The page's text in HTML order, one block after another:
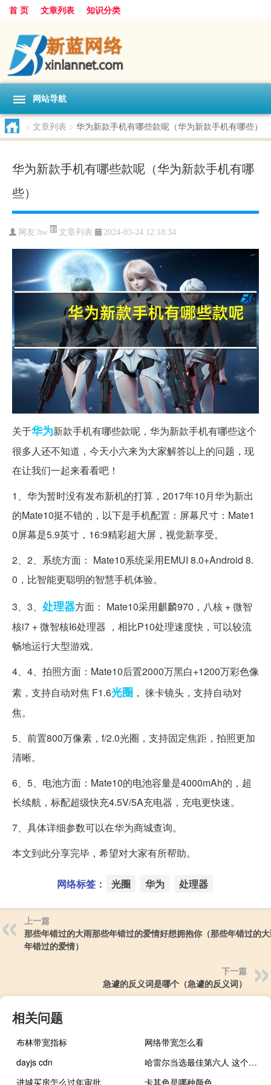
首 页 文章列表 知识分类
网站导航
> 文章列表 > 华为新款手机有哪些款呢（华为新款手机有哪些）
华为新款手机有哪些款呢（华为新款手机有哪
些）
网友:hw 文章列表 2024-03-24 12:18:34
关于华为新款手机有哪些款呢，华为新款手机有哪些这个
很多人还不知道，今天小六来为大家解答以上的问题，现
在让我们一起来看看吧！
1、华为暂时没有发布新机的打算，2017年10月华为新出
的Mate10挺不错的，以下是手机配置：屏幕尺寸：Mate1
0屏幕是5.9英寸，16:9精彩超大屏，视觉新享受。
2、2、系统方面： Mate10系统采用EMUI 8.0+Android 8.
0，比智能更聪明的智慧手机体验。
3、3、 处理器方面： Mate10采用麒麟970，八核 + 微智
核i7 + 微智核I6处理器 ，相比P10处理速度快，可以较流
畅地运行大型游戏。
4、4、拍照方面：Mate10后置2000万黑白+1200万彩色像
素，支持自动对焦 F1.6光圈 ， 徕卡镜头，支持自动对
焦。
5、前置800万像素，f/2.0光圈，支持固定焦距，拍照更加
清晰。
6、5、电池方面：Mate10的电池容量是4000mAh的，超
长续航，标配超级快充4.5V/5A充电器，充电更快速。
7、具体详细参数可以在华为商城查询。
本文到此分享完毕，希望对大家有所帮助。
网络标签： 光圈 华为 处理器
上一篇
那些年错过的大雨那些年错过的爱情好想拥抱你（那些年错过的
年错过的爱情）
下一篇
急遽的反义词是哪个（急遽的反义词）
相关问题
布林带宽指标
网络带宽怎么看
dayjs cdn
哈雷尔当选最佳第六人 这个团队氛围太棒了
进城买房怎么过年审批
卡其色是哪种颜色